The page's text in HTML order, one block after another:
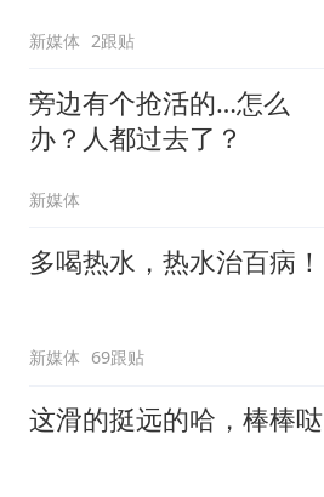
新媒体 2跟贴
旁边有个抢活的…怎么
办？人都过去了？
新媒体
多喝热水，热水治百病！
新媒体 69跟贴
这滑的挺远的哈，棒棒哒